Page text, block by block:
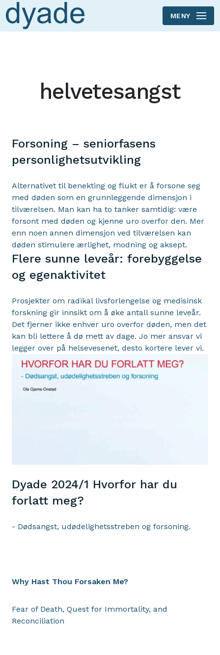
Skip to main content
MENY
helvetesangst
Forsoning – seniorfasens
personlighetsutvikling
Alternativet til benekting og flukt er å forsone seg
med døden som en grunnleggende dimensjon i
tilværelsen. Man kan ha to tanker samtidig: være
forsont med døden og kjenne uro overfor den. Mer
enn noen annen dimensjon ved tilværelsen kan
døden stimulere ærlighet, modning og aksept.
Flere sunne leveår: forebyggelse
og egenaktivitet
Prosjekter om radikal livsforlengelse og medisinsk
forskning gir innsikt om å øke antall sunne leveår.
Det fjerner ikke enhver uro overfor døden, men det
kan bli lettere å dø mett av dage. Jo mer ansvar vi
legger over på helsevesenet, desto kortere lever vi.
Dyade 2024/1 Hvorfor har du
forlatt meg?
- Dødsangst, udødelighetsstreben og forsoning.
Why Hast Thou Forsaken Me?
Fear of Death, Quest for Immortality, and
Reconciliation